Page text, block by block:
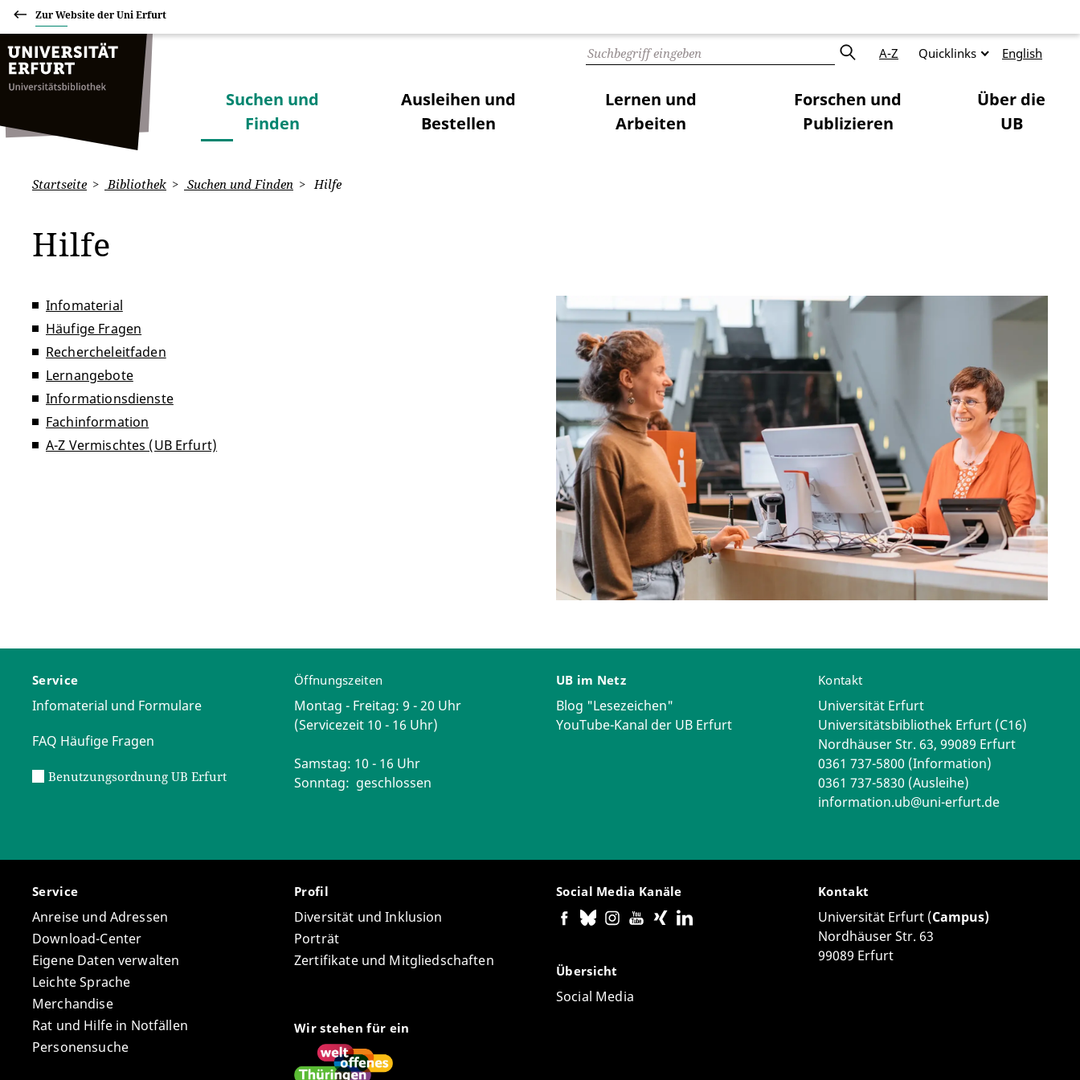
Zur Website der Uni Erfurt
A-Z Quicklinks English
Suchen und
Finden
Ausleihen und
Bestellen
Lernen und
Arbeiten
Forschen und
Publizieren
Über die
UB
Startseite Bibliothek Suchen und Finden Hilfe
Hilfe
Infomaterial
Häufige Fragen
Rechercheleitfaden
Lernangebote
Informationsdienste
Fachinformation
A-Z Vermischtes (UB Erfurt)
Service
Infomaterial und Formulare
FAQ Häufige Fragen
Benutzungsordnung UB Erfurt
Öffnungszeiten
Montag - Freitag: 9 - 20 Uhr
(Servicezeit 10 - 16 Uhr)
Samstag: 10 - 16 Uhr
Sonntag: geschlossen
UB im Netz
Blog "Lesezeichen"
YouTube-Kanal der UB Erfurt
Kontakt
Universität Erfurt
Universitätsbibliothek Erfurt (C16)
Nordhäuser Str. 63, 99089 Erfurt
0361 737-5800 (Information)
0361 737-5830 (Ausleihe)
information.ub@uni-erfurt.de
Service
Anreise und Adressen
Download-Center
Eigene Daten verwalten
Leichte Sprache
Merchandise
Rat und Hilfe in Notfällen
Personensuche
Profil
Diversität und Inklusion
Porträt
Zertifikate und Mitgliedschaften
Wir stehen für ein
Social Media Kanäle
Übersicht
Social Media
Kontakt
Universität Erfurt (Campus)
Nordhäuser Str. 63
99089 Erfurt